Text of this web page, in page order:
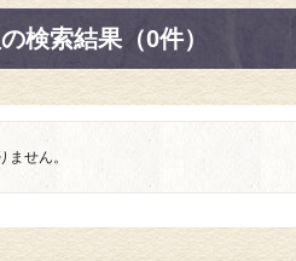
検索結果（0件）
ません。